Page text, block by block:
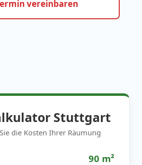
vereinbaren
Stuttgart
die Kosten Ihrer Räumung
90 m²